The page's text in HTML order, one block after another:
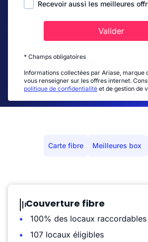
Recevoir aussi les meilleures
Valider
* Champs obligatoires
Informations collectées par Ariase, marque
vous renseigner sur les offres internet.
politique de confidentialité et de gestion de
Carte fibre Meilleures box
Couverture fibre
100% des locaux raccordables
107 locaux éligibles